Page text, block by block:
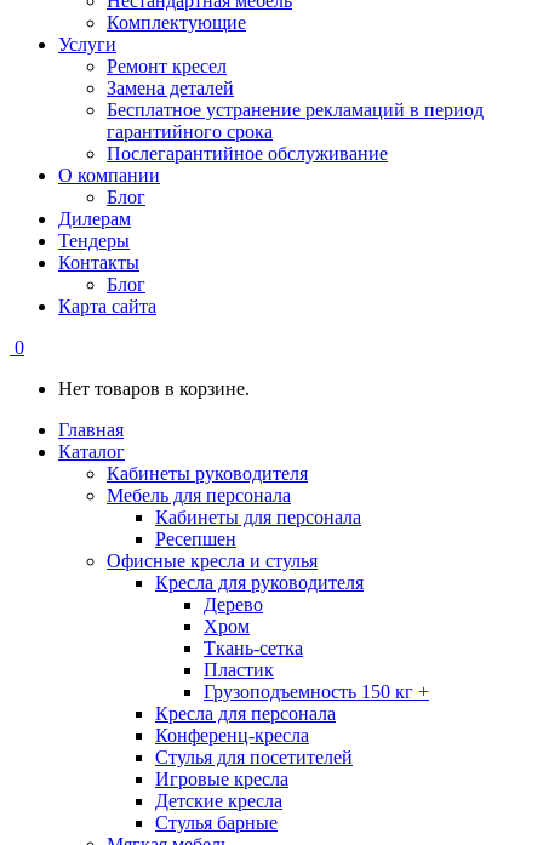
Комплектующие
Услуги
Ремонт кресел
Замена деталей
Бесплатное устранение рекламаций в период
гарантийного срока
Послегарантийное обслуживание
О компании
Блог
Дилерам
Тендеры
Контакты
Блог
Карта сайта
0
Нет товаров в корзине.
Главная
Каталог
Кабинеты руководителя
Мебель для персонала
Кабинеты для персонала
Ресепшен
Офисные кресла и стулья
Кресла для руководителя
Дерево
Хром
Ткань-сетка
Пластик
Грузоподъемность 150 кг +
Кресла для персонала
Конференц-кресла
Стулья для посетителей
Игровые кресла
Детские кресла
Стулья барные